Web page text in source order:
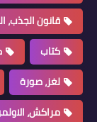
قانون الجذب،
كتاب
لغز، صورة
مراكش،